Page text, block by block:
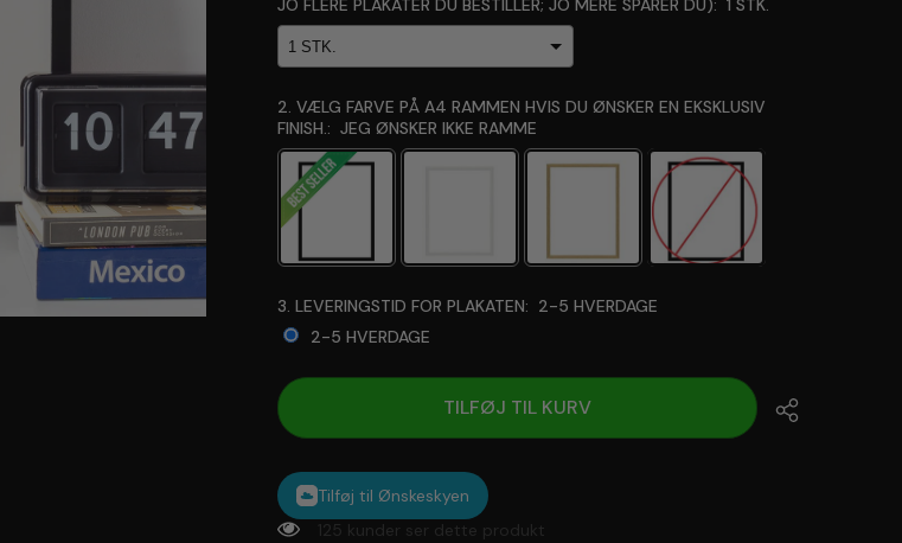
JO FLERE PLAKATER DU BESTILLER; JO MERE SPARER DU): 1 STK.
2. VÆLG FARVE PÅ A4 RAMMEN HVIS DU ØNSKER EN EKSKLUSIV
FINISH.: JEG ØNSKER IKKE RAMME
3. LEVERINGSTID FOR PLAKATEN: 2-5 HVERDAGE
2-5 HVERDAGE
to the price
TILFØJ TIL KURV
Tilføj til Ønskeskyen
125 kunder ser dette produkt